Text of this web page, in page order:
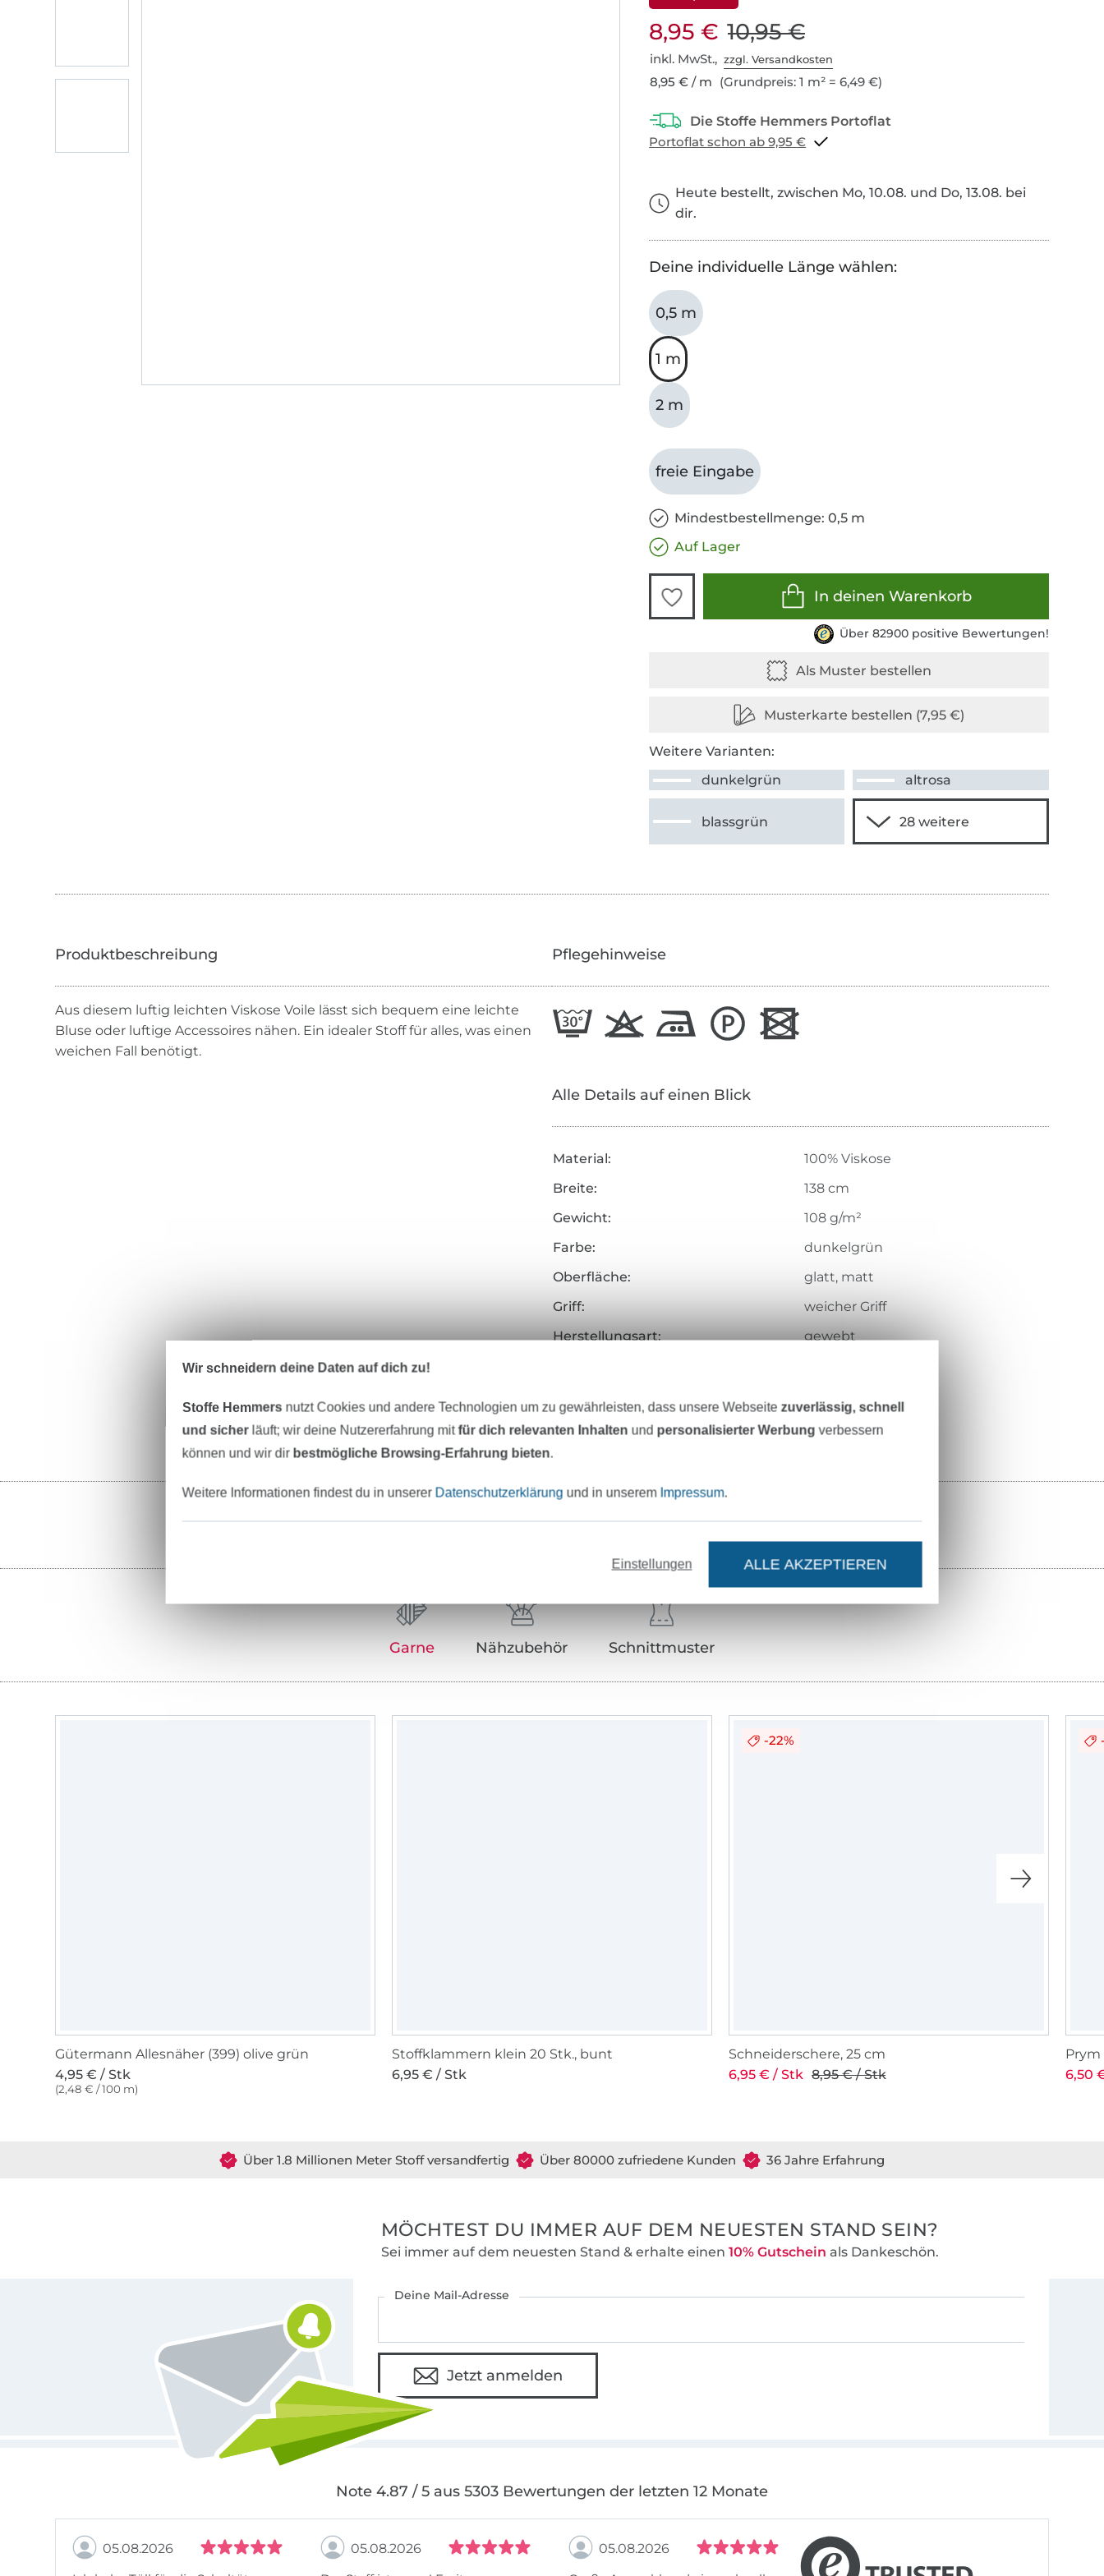
8,95 € 10,95 €
inkl. MwSt.,zzgl. Versandkosten
8,95 € / m (Grundpreis: 1 m² = 6,49 €)
Portoflat schon ab 9,95 €
Heute bestellt, zwischen Mo, 10.08. und Do, 13.08. bei
dir.
Deine individuelle Länge wählen:
0,5 m
1 m
2 m
freie Eingabe
Mindestbestellmenge: 0,5 m
Auf Lager
In deinen Warenkorb
Über 82900 positive Bewertungen!
Weitere Varianten:
dunkelgrün
altrosa
blassgrün
Aus diesem luftig leichten Viskose Voile lässt sich bequem eine leichte
Bluse oder luftige Accessoires nähen. Ein idealer Stoff für alles, was einen
weichen Fall benötigt.
Pflegehinweise
Alle Details auf einen Blick
Material:
100% Viskose
Breite:
138 cm
Gewicht:
108 g/m²
Farbe:
dunkelgrün
Oberfläche:
glatt, matt
Griff:
weicher Griff
Herstellungsart:
gewebt
Hersteller-Kontaktdaten
Unser Tipp: Das passt dazu
Garne Nähzubehör Schnittmuster
Gütermann Allesnäher (399) olive grün
4,95 € / Stk
(2,48 € / 100 m)
Stoffklammern klein 20 Stk., bunt
6,95 € / Stk
-22%
Schneiderschere, 25 cm
6,95 € / Stk 8,95 € / Stk
Prym
6,50
Über 1.8 Millionen Meter Stoff versandfertig Über 80000 zufriedene Kunden 36 Jahre Erfahrung
MÖCHTEST DU IMMER AUF DEM NEUESTEN STAND SEIN?
Sei immer auf dem neuesten Stand & erhalte einen 10% Gutschein als Dankeschön.
Deine Mail-Adresse
Jetzt anmelden
Note 4.87 / 5 aus 5303 Bewertungen der letzten 12 Monate
05.08.2026
05.08.2026
05.08.2026
Wir schneidern deine Daten auf dich zu!
Stoffe Hemmers nutzt Cookies und andere Technologien um zu gewährleisten, dass unsere Webseitezuverlässig, schnell
und sicherläuft; wir deine Nutzererfahrung mitfür dich relevanten Inhalten und personalisierter Werbung verbessern
können und wir dir bestmögliche Browsing-Erfahrung bieten.
Weitere Informationen findest du in unserer Datenschutzerklärung und in unserem Impressum.
Einstellungen ALLE AKZEPTIEREN